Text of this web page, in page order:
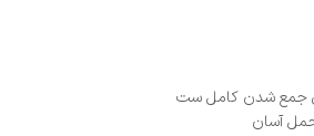
جمع شدن کامل ست
آسان